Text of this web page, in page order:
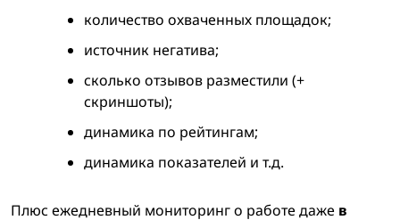
количество охваченных площадок;
источник негатива;
сколько отзывов разместили (+
скриншоты);
динамика по рейтингам;
динамика показателей и т.д.
Плюс ежедневный мониторинг о работе даже в